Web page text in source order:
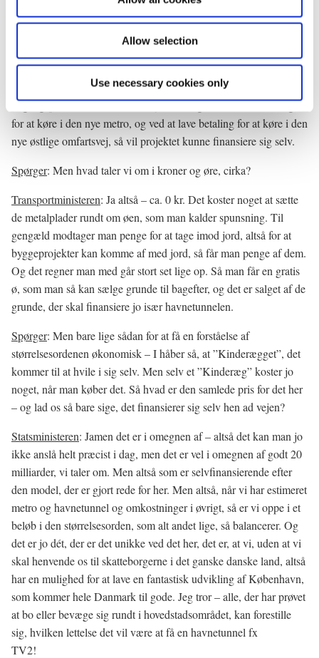
Allow selection
Use necessary cookies only
Og i forbindelse med den VVM, så vil vi jo gå i gang med at se
på også en linjeføring af de forskellige infrastrukturer – både
fuldt ud sætte tal på, men med de foreløbige beregninger, vi har
lavet, så viser det, som statsministeren sagde, som også er
udgangspunktet, at ved at lave byudvikling, ved at lave betaling
for at køre i den nye metro, og ved at lave betaling for at køre i den
nye østlige omfartsvej, så vil projektet kunne finansiere sig selv.
Spørger: Men hvad taler vi om i kroner og øre, cirka?
Transportministeren: Ja altså – ca. 0 kr. Det koster noget at sætte
de metalplader rundt om øen, som man kalder spunsning. Til
gengæld modtager man penge for at tage imod jord, altså for at
byggeprojekter kan komme af med jord, så får man penge af dem.
Og det regner man med går stort set lige op. Så man får en gratis
ø, som man så kan sælge grunde til bagefter, og det er salget af de
grunde, der skal finansiere jo især havnetunnelen.
Spørger: Men bare lige sådan for at få en forståelse af
størrelsesordenen økonomisk – I håber så, at ”Kinderægget”, det
kommer til at hvile i sig selv. Men selv et ”Kinderæg” koster jo
noget, når man køber det. Så hvad er den samlede pris for det her
– og lad os så bare sige, det finansierer sig selv hen ad vejen?
Statsministeren: Jamen det er i omegnen af – altså det kan man jo
ikke anslå helt præcist i dag, men det er vel i omegnen af godt 20
milliarder, vi taler om. Men altså som er selvfinansierende efter
den model, der er gjort rede for her. Men altså, når vi har estimeret
metro og havnetunnel og omkostninger i øvrigt, så er vi oppe i et
beløb i den størrelsesorden, som alt andet lige, så balancerer. Og
det er jo dét, der er det unikke ved det her, det er, at vi, uden at vi
skal henvende os til skatteborgerne i det ganske danske land, altså
har en mulighed for at lave en fantastisk udvikling af København,
som kommer hele Danmark til gode. Jeg tror – alle, der har prøvet
at bo eller bevæge sig rundt i hovedstadsområdet, kan forestille
sig, hvilken lettelse det vil være at få en havnetunnel fx
TV2!